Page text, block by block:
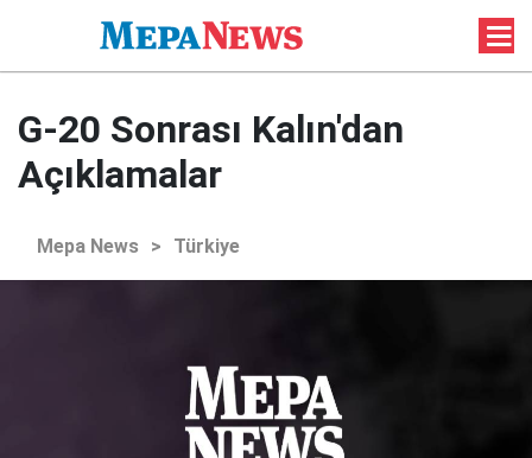
G-20 Sonrası Kalın'dan
Açıklamalar
Mepa News > Türkiye